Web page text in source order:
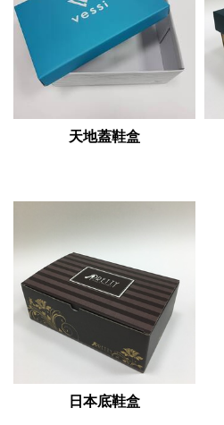
天地蓋鞋盒
日本底鞋盒